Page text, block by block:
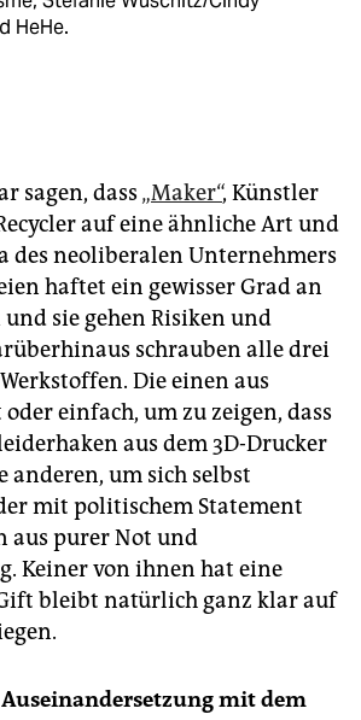
HeHe.
24:00.
sagen, dass „Maker“, Künstler
auf eine ähnliche Art und
des neoliberalen Unternehmers
haftet ein gewisser Grad an
sie gehen Risiken und
schrauben alle drei
Die einen aus
einfach, um zu zeigen, dass
aus dem 3D-Drucker
anderen, um sich selbst
mit politischem Statement
aus purer Not und
Keiner von ihnen hat eine
bleibt natürlich ganz klar auf
mit dem